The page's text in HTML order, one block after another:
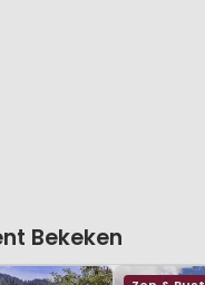
Bekeken